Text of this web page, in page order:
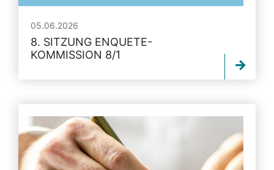
05.06.2026
8. SITZUNG ENQUETE-
KOMMISSION 8/1